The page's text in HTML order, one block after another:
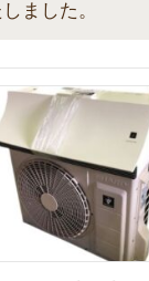
ました。